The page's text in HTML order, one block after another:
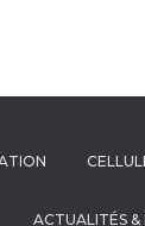
ACTUALITÉS &